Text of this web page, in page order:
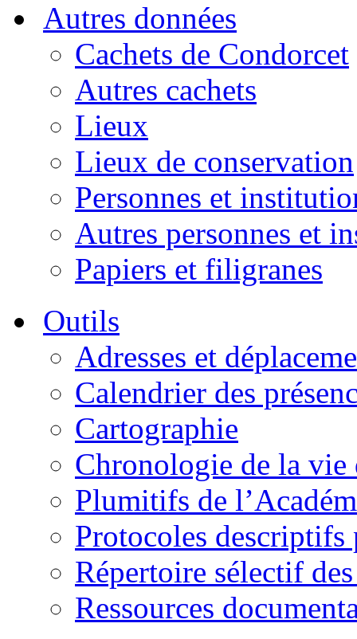
Autres données
Cachets de Condorcet
Autres cachets
Lieux
Lieux de conservation
Personnes et
Autres personnes et
Papiers et filigranes
Outils
Adresses et
Calendrier des
Cartographie
Chronologie de la vie
Plumitifs de
Protocoles descriptifs
Répertoire sélectif
Ressources